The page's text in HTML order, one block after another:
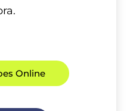
Online